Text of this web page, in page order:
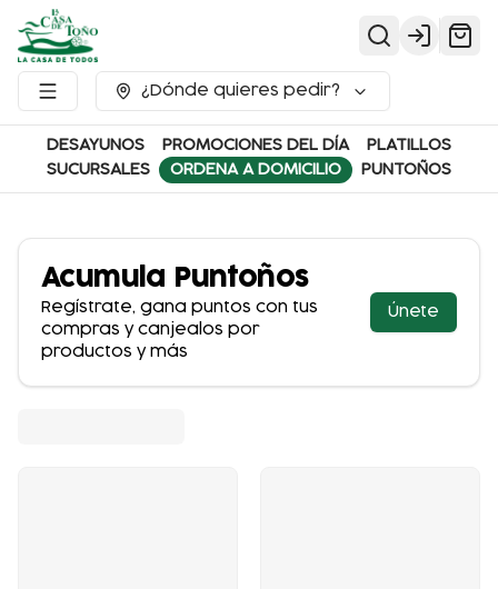
Login
¿Dónde quieres pedir?
DESAYUNOS PROMOCIONES DEL DÍA
PLATILLOS
SUCURSALES
ORDENA A DOMICILIO PUNTOÑOS
Acumula Puntoños
Regístrate, gana puntos con tus
compras y canjealos por
productos y más
Únete